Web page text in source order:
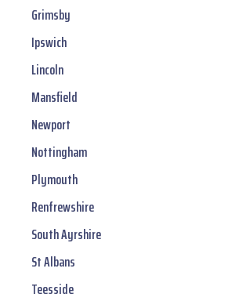
Grimsby
Ipswich
Lincoln
Mansfield
Newport
Nottingham
Plymouth
Renfrewshire
South Ayrshire
St Albans
Teesside